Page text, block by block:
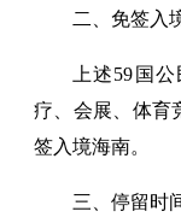
二、免签入
上述59国
疗、会展、体育
签入境海南。
三、停留时间